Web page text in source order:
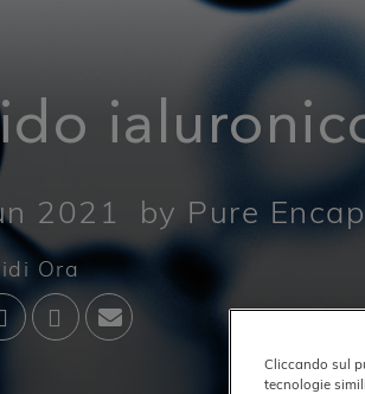
2021 by Pure
Ora
Cliccando sul
tecnologie